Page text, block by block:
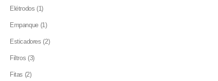
Elétrodos 11
Empanque 1 1
Esticadores 22
Filtros 33
Fitas 22